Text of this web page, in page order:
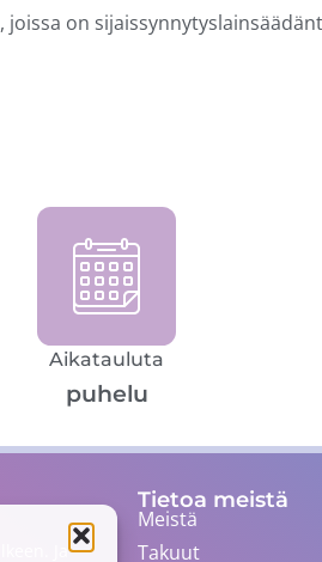
joissa on
Aikatauluta
puhelu
Ja
Tietoa meistä
Meistä
Takuut